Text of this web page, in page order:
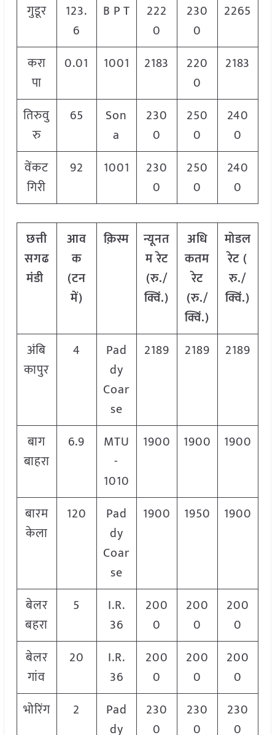
गुडूर
123.
6
B P T
222
0
230
0
2265
करा
पा
0.01 1001 2183
220
0
2183
तिरुवु
रु
65
Son
a
230
0
250
0
240
0
वेंकट
गिरी
92 1001
230
0
250
0
240
0
छत्ती
सगढ
मंडी
आव
क
(टन
में)
क़िस्म
न्यूनत
म रेट
(रु./
क्विं.)
अधि
कतम
रेट
(रु./
क्विं.)
मोडल
रेट (
रु./
क्विं.)
अंबि
कापुर
4
Pad
dy
Coar
se
2189 2189 2189
बाग
बाहरा
6.9
MTU
-
1010
1900 1900 1900
बारम
केला
120
Pad
dy
Coar
se
1900 1950 1900
बेलर
बहरा
5
I.R.
36
200
0
200
0
200
0
बेलर
गांव
20
I.R.
36
200
0
200
0
200
0
भोरिंग
2
Pad
dy
230
0
230
0
230
0